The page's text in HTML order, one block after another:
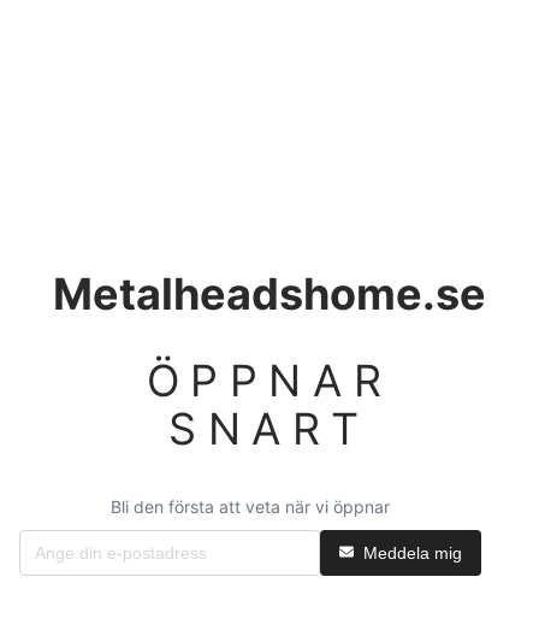
Metalheadshome.se
ÖPPNAR
SNART
Bli den första att veta när vi öppnar
Meddela mig